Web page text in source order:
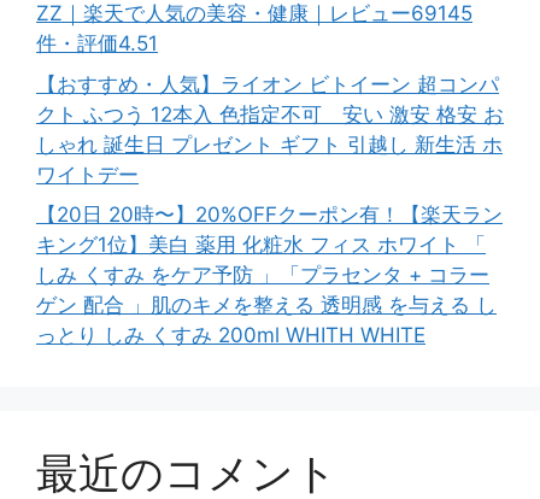
ZZ｜楽天で人気の美容・健康｜レビュー69145
件・評価4.51
【おすすめ・人気】ライオン ビトイーン 超コンパ
クト ふつう 12本入 色指定不可 安い 激安 格安 お
しゃれ 誕生日 プレゼント ギフト 引越し 新生活 ホ
ワイトデー
【20日 20時〜】20%OFFクーポン有！【楽天ラン
キング1位】美白 薬用 化粧水 フィス ホワイト 「
しみ くすみ をケア予防 」「プラセンタ + コラー
ゲン 配合 」肌のキメを整える 透明感 を与える し
っとり しみ くすみ 200ml WHITH WHITE
最近のコメント